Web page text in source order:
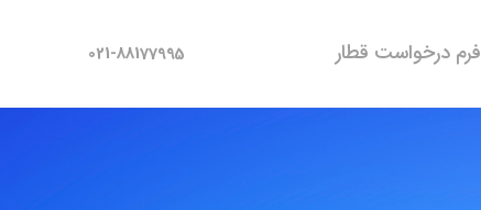
فرم درخواست قطار 021-88177995